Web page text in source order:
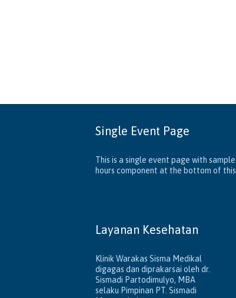
Single Event Page
This is a single event page with
hours component at the bottom of
Layanan Kesehatan
Klinik Warakas Sisma Medikal
digagas dan diprakarsai oleh dr.
Sismadi Partodimulyo, MBA
selaku Pimpinan PT. Sismadi